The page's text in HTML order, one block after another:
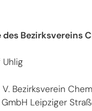
Bezirksvereins
Uhlig
Bezirksverein
Leipziger